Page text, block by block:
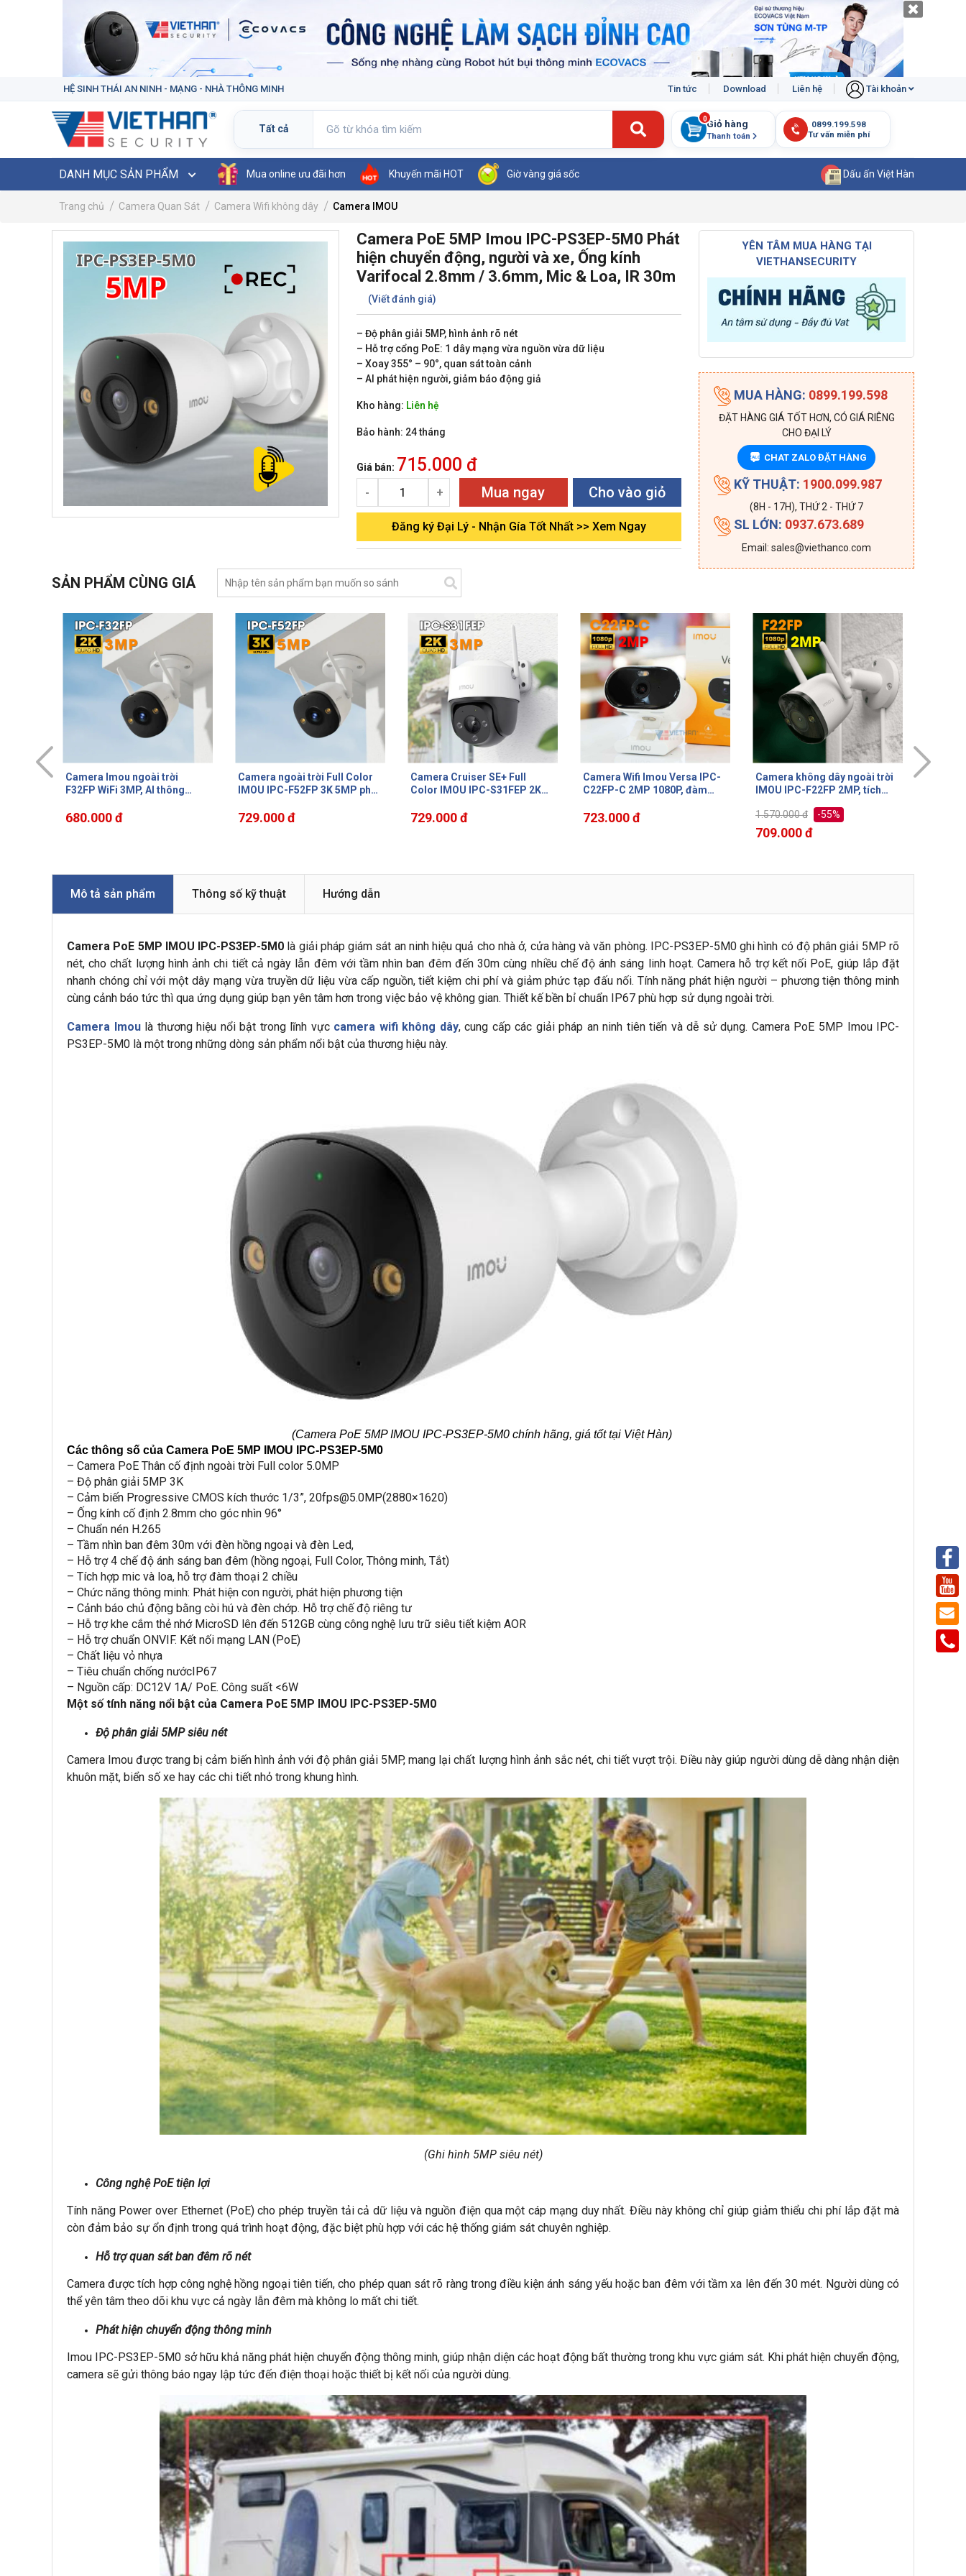
HỆ SINH THÁI AN NINH - MẠNG - NHÀ THÔNG MINH Tin tức Download Liên hệ Tài khoản
Giỏ hàng
Thanh toán
0
DANH MỤC SẢN PHẨM Mua online ưu đãi hơn Khuyến mãi HOT Giờ vàng giá sốc Dấu ấn Việt Hàn
Trang chủ Camera Quan Sát Camera Wifi không dây Camera IMOU
Camera PoE 5MP Imou IPC-PS3EP-5M0 Phát
hiện chuyển động, người và xe, Ống kính
Varifocal 2.8mm / 3.6mm, Mic & Loa, IR 30m
(Viết đánh giá)
– Độ phân giải 5MP, hình ảnh rõ nét
– Hỗ trợ cổng PoE: 1 dây mạng vừa nguồn vừa dữ liệu
– Xoay 355° – 90°, quan sát toàn cảnh
– AI phát hiện người, giảm báo động giả
Kho hàng: Liên hệ
Bảo hành: 24 tháng
Giá bán: 715.000 đ
- + Mua ngay Cho vào giỏ
Đăng ký Đại Lý - Nhận Gía Tốt Nhất >> Xem Ngay
YÊN TÂM MUA HÀNG TẠI
VIETHANSECURITY
MUA HÀNG: 0899.199.598
ĐẶT HÀNG GIÁ TỐT HƠN, CÓ GIÁ RIÊNG
CHO ĐẠI LÝ
ZALO CHAT ZALO ĐẶT HÀNG
KỸ THUẬT: 1900.099.987
(8H - 17H), THỨ 2 - THỨ 7
SL LỚN: 0937.673.689
Email: sales@viethanco.com
SẢN PHẨM CÙNG GIÁ
Camera ngoài trời Full Color
IMOU IPC-F52FP 3K 5MP phát
hợp mic, IP67, hồng ngoại
729.000 đ
Camera Cruiser SE+ Full
Color IMOU IPC-S31FEP 2K
30m, đèn còi báo động, đàm
729.000 đ
Camera Wifi Imou Versa IPC-
C22FP-C 2MP 1080P, đàm
người, tích hợp còi báo động
723.000 đ
Camera không dây ngoài trời
IMOU IPC-F22FP 2MP, tích
1.570.000 đ
Camera wifi ngoài trời Imou
IPC-S21FP, H.264, 2MP, tích
2.014.000 đ
-63%
747.000 đ
Mô tả sản phẩm Thông số kỹ thuật Hướng dẫn
Camera PoE 5MP IMOU IPC-PS3EP-5M0 là giải pháp giám sát an ninh hiệu quả cho nhà ở, cửa hàng và văn phòng. IPC-PS3EP-5M0 ghi hình có độ phân giải 5MP rõ
nét, cho chất lượng hình ảnh chi tiết cả ngày lẫn đêm với tầm nhìn ban đêm đến 30m cùng nhiều chế độ ánh sáng linh hoạt. Camera hỗ trợ kết nối PoE, giúp lắp đặt
nhanh chóng chỉ với một dây mạng vừa truyền dữ liệu vừa cấp nguồn, tiết kiệm chi phí và giảm phức tạp đấu nối. Tính năng phát hiện người – phương tiện thông minh
cùng cảnh báo tức thì qua ứng dụng giúp bạn yên tâm hơn trong việc bảo vệ không gian. Thiết kế bền bỉ chuẩn IP67 phù hợp sử dụng ngoài trời.
Camera Imoulà thương hiệu nổi bật trong lĩnh vực camera wifi không dây, cung cấp các giải pháp an ninh tiên tiến và dễ sử dụng. Camera PoE 5MP Imou IPC-
PS3EP-5M0 là một trong những dòng sản phẩm nổi bật của thương hiệu này.
(Camera PoE 5MP IMOU IPC-PS3EP-5M0 chính hãng, giá tốt tại Việt Hàn)
Các thông số của Camera PoE 5MP IMOU IPC-PS3EP-5M0
– Camera PoE Thân cố định ngoài trời Full color 5.0MP
– Độ phân giải 5MP 3K
– Cảm biến Progressive CMOS kích thước 1/3”, 20fps@5.0MP(2880×1620)
– Ống kính cố định 2.8mm cho góc nhìn 96°
– Chuẩn nén H.265
– Tầm nhìn ban đêm 30m với đèn hồng ngoại và đèn Led,
– Hỗ trợ 4 chế độ ánh sáng ban đêm (hồng ngoại, Full Color, Thông minh, Tắt)
– Tích hợp mic và loa, hỗ trợ đàm thoại 2 chiều
– Chức năng thông minh: Phát hiện con người, phát hiện phương tiện
– Cảnh báo chủ động bằng còi hú và đèn chớp. Hỗ trợ chế độ riêng tư
– Hỗ trợ khe cắm thẻ nhớ MicroSD lên đến 512GB cùng công nghệ lưu trữ siêu tiết kiệm AOR
– Hỗ trợ chuẩn ONVIF. Kết nối mạng LAN (PoE)
– Chất liệu vỏ nhựa
– Tiêu chuẩn chống nướcIP67
– Nguồn cấp: DC12V 1A/ PoE. Công suất <6W
Một số tính năng nổi bật của Camera PoE 5MP IMOU IPC-PS3EP-5M0
Độ phân giải 5MP siêu nét
Camera Imou được trang bị cảm biến hình ảnh với độ phân giải 5MP, mang lại chất lượng hình ảnh sắc nét, chi tiết vượt trội. Điều này giúp người dùng dễ dàng nhận diện
khuôn mặt, biển số xe hay các chi tiết nhỏ trong khung hình.
(Ghi hình 5MP siêu nét)
Công nghệ PoE tiện lợi
Tính năng Power over Ethernet (PoE) cho phép truyền tải cả dữ liệu và nguồn điện qua một cáp mạng duy nhất. Điều này không chỉ giúp giảm thiểu chi phí lắp đặt mà
còn đảm bảo sự ổn định trong quá trình hoạt động, đặc biệt phù hợp với các hệ thống giám sát chuyên nghiệp.
Hỗ trợ quan sát ban đêm rõ nét
Camera được tích hợp công nghệ hồng ngoại tiên tiến, cho phép quan sát rõ ràng trong điều kiện ánh sáng yếu hoặc ban đêm với tầm xa lên đến 30 mét. Người dùng có
thể yên tâm theo dõi khu vực cả ngày lẫn đêm mà không lo mất chi tiết.
Phát hiện chuyển động thông minh
Imou IPC-PS3EP-5M0 sở hữu khả năng phát hiện chuyển động thông minh, giúp nhận diện các hoạt động bất thường trong khu vực giám sát. Khi phát hiện chuyển động,
camera sẽ gửi thông báo ngay lập tức đến điện thoại hoặc thiết bị kết nối của người dùng.